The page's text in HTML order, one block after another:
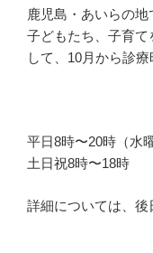
鹿児島・あいらの
子どもたち、子育
して、10月から診
平日8時〜20時（水
土日祝8時〜18時
詳細については、後